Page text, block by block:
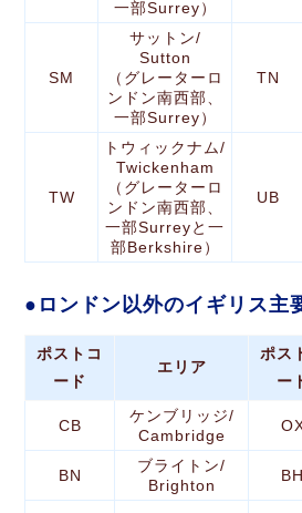
一部Surrey）
SM
サットン/
Sutton
（グレーターロ
ンドン南西部、
一部Surrey）
TN
TW
トウィックナム/
Twickenham
（グレーターロ
ンドン南西部、
一部Surreyと一
部Berkshire）
UB
ロンドン以外のイギリス主
ポストコ
ード
エリア
ポス
ー
CB
ケンブリッジ/
Cambridge
BN
ブライトン/
Brighton
BH